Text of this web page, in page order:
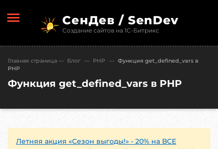
СенДев / SenDev
Создание сайтов на 1С-Битрикс
Главная страница — Блог — PHP — Функция get_defined_vars в
PHP
Функция get_defined_vars в PHP
Летняя акция «Сезон выгоды!» - 20% на ВСЕ